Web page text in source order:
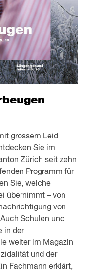
grossem Leid
Sie im
Zürich seit zehn
Programm für
Sie, welche
übernimmt – von
von
Schulen und
in der
weiter im Magazin
und der
Fachmann erklärt,